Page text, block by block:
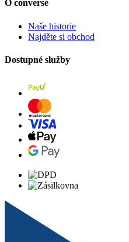
O converse
Naše historie
Najděte si obchod
Dostupné služby